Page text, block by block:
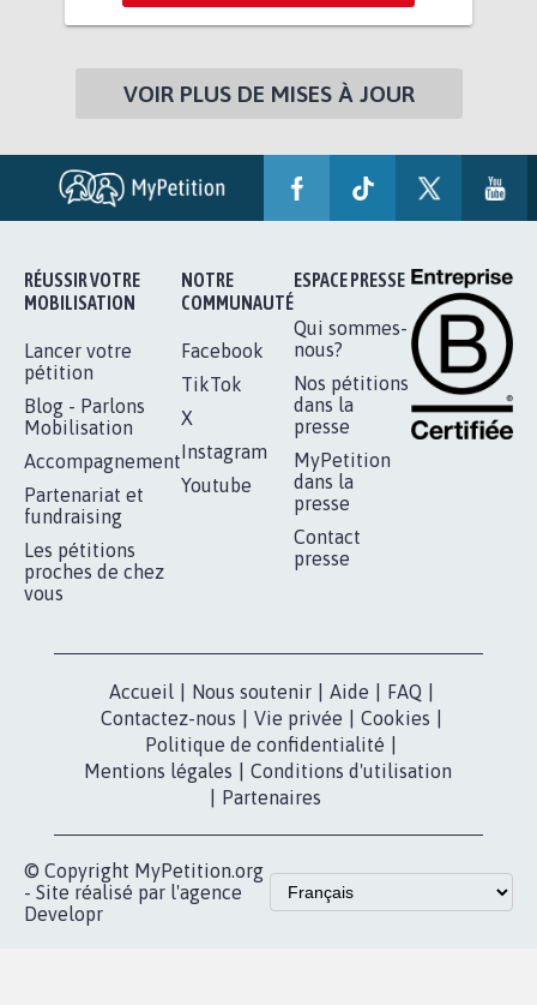
VOIR PLUS DE MISES À JOUR
RÉUSSIR VOTRE
MOBILISATION
Lancer votre
pétition
Blog - Parlons
Mobilisation
Accompagnement
Partenariat et
fundraising
Les pétitions
proches de chez
vous
NOTRE
COMMUNAUTÉ
Facebook
TikTok
X
Instagram
Youtube
ESPACE PRESSE
Qui sommes-
nous?
Nos pétitions
dans la
presse
MyPetition
dans la
presse
Contact
presse
Accueil Nous soutenir Aide FAQ
Contactez-nous
Vie privée Cookies
Politique de confidentialité
Mentions légales
Conditions d'utilisation
Partenaires
© Copyright MyPetition.org
- Site réalisé par l'agence
Developr